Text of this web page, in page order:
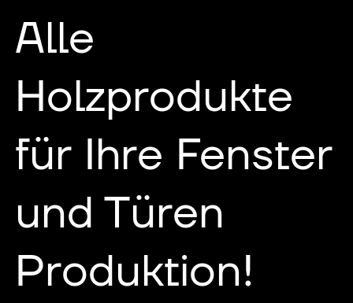
Alle
Holzprodukte
für Ihre Fenster
und Türen
Produktion!